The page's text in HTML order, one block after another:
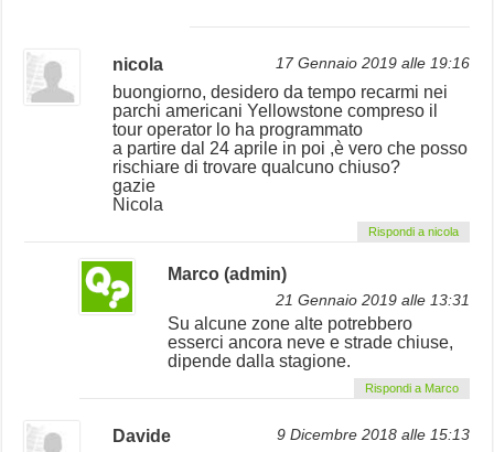
nicola 17 Gennaio 2019 alle 19:16
buongiorno, desidero da tempo recarmi nei
parchi americani Yellowstone compreso il
tour operator lo ha programmato
a partire dal 24 aprile in poi ,è vero che posso
rischiare di trovare qualcuno chiuso?
gazie
Nicola
Rispondi a nicola
Marco (admin)
21 Gennaio 2019 alle 13:31
Su alcune zone alte potrebbero
esserci ancora neve e strade chiuse,
dipende dalla stagione.
Rispondi a Marco
Davide 9 Dicembre 2018 alle 15:13